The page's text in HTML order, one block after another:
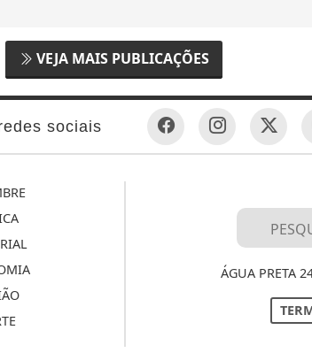
VEJA MAIS PUBLICAÇÕES
sociais
ÁGUA PRETA